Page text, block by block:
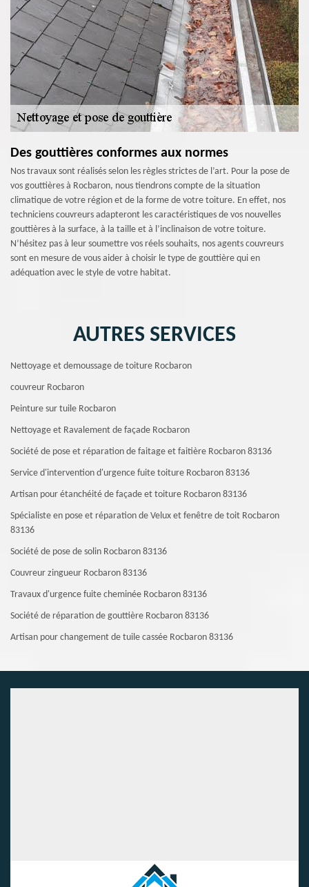
Des gouttières conformes aux normes
Nos travaux sont réalisés selon les règles strictes de l’art. Pour la pose de
vos gouttières à Rocbaron, nous tiendrons compte de la situation
climatique de votre région et de la forme de votre toiture. En effet, nos
techniciens couvreurs adapteront les caractéristiques de vos nouvelles
gouttières à la surface, à la taille et à l’inclinaison de votre toiture.
N’hésitez pas à leur soumettre vos réels souhaits, nos agents couvreurs
sont en mesure de vous aider à choisir le type de gouttière qui en
adéquation avec le style de votre habitat.
AUTRES SERVICES
Nettoyage et demoussage de toiture Rocbaron
couvreur Rocbaron
Peinture sur tuile Rocbaron
Nettoyage et Ravalement de façade Rocbaron
Société de pose et réparation de faitage et faitière Rocbaron 83136
Service d'intervention d'urgence fuite toiture Rocbaron 83136
Artisan pour étanchéité de façade et toiture Rocbaron 83136
Spécialiste en pose et réparation de Velux et fenêtre de toit Rocbaron
83136
Société de pose de solin Rocbaron 83136
Couvreur zingueur Rocbaron 83136
Travaux d'urgence fuite cheminée Rocbaron 83136
Société de réparation de gouttière Rocbaron 83136
Artisan pour changement de tuile cassée Rocbaron 83136